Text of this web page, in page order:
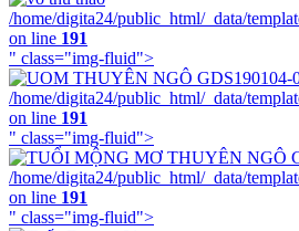
/home/digita24/public_html/_data/
on line 191
" class="img-fluid">
/home/digita24/public_html/_data/
on line 191
" class="img-fluid">
/home/digita24/public_html/_data/
on line 191
" class="img-fluid">